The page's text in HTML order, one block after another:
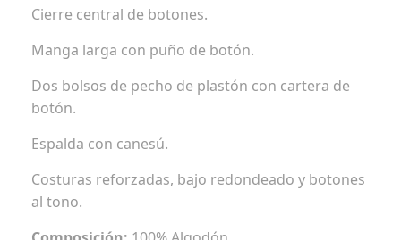
Cierre central de botones.
Manga larga con puño de botón.
Dos bolsos de pecho de plastón con cartera de
botón.
Espalda con canesú.
Costuras reforzadas, bajo redondeado y botones
al tono.